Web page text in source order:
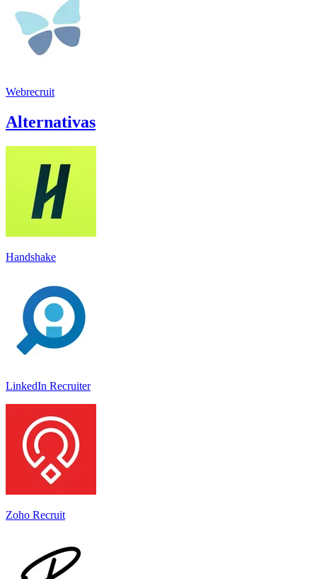
Webrecruit
Alternativas
Handshake
LinkedIn Recruiter
Zoho Recruit